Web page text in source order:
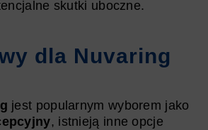
skutki uboczne.
dla Nuvaring
jest popularnym wyborem jako
, istnieją inne opcje